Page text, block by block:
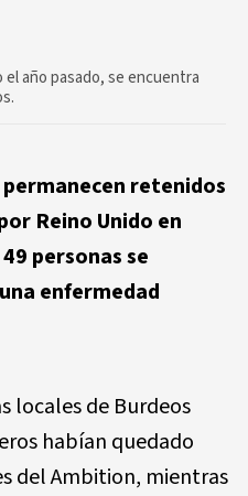
año pasado, se encuentra
retenidos
Reino Unido en
personas se
enfermedad
locales de Burdeos
habían quedado
del Ambition, mientras